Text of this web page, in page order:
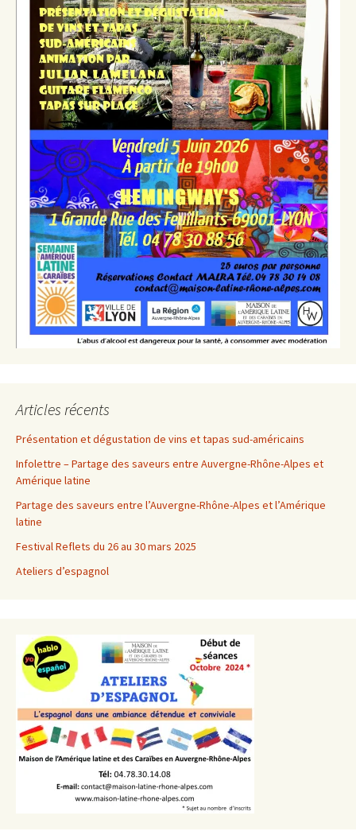
Articles récents
Présentation et dégustation de vins et tapas sud-américains
Infolettre – Partage des saveurs entre Auvergne-Rhône-Alpes et
Amérique latine
Partage des saveurs entre l’Auvergne-Rhône-Alpes et l’Amérique
latine
Festival Reflets du 26 au 30 mars 2025
Ateliers d’espagnol